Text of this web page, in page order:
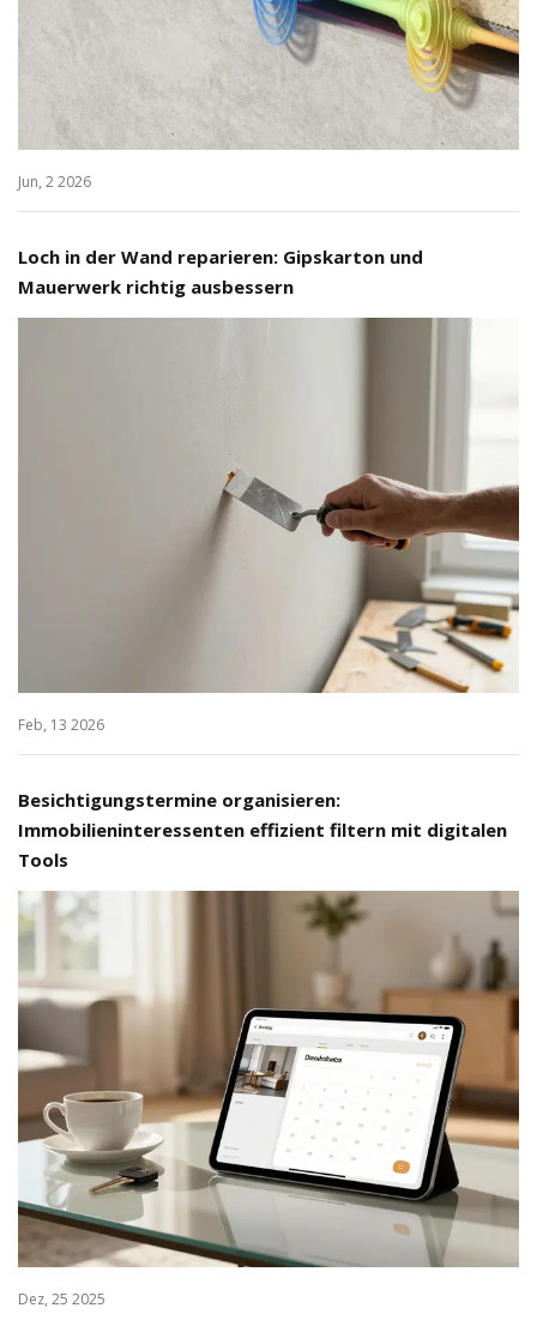
Jun, 2 2026
Loch in der Wand reparieren: Gipskarton und
Mauerwerk richtig ausbessern
Feb, 13 2026
Besichtigungstermine organisieren:
Immobilieninteressenten effizient filtern mit digitalen
Tools
Dez, 25 2025